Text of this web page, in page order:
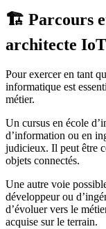
🏗️ Parcours
architecte IoT
Pour exercer en tant
informatique est
métier.
Un cursus en école
d’information ou en
judicieux. Il peut être
objets connectés.
Une autre voie
développeur ou
d’évoluer vers le
acquise sur le terrain.